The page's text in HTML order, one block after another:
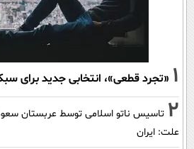
1 «تجرد قطعی»، انتخابی جدید برای
2 تاسیس ناتو اسلامی توسط عربستان
علت: ایران